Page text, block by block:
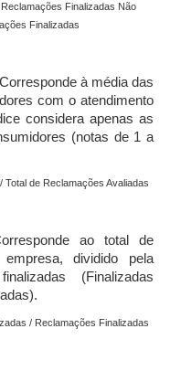
Finalizadas Não
Finalizadas
à média das
com o atendimento
considera apenas as
(notas de 1 a
de Reclamações Avaliadas
ao total de
dividido pela
(Finalizadas
/ Reclamações Finalizadas